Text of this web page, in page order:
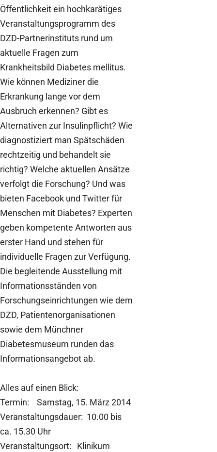
Öffentlichkeit ein hochkarätiges
Veranstaltungsprogramm des
DZD-Partnerinstituts rund um
aktuelle Fragen zum
Krankheitsbild Diabetes mellitus.
Wie können Mediziner die
Erkrankung lange vor dem
Ausbruch erkennen? Gibt es
Alternativen zur Insulinpflicht? Wie
diagnostiziert man Spätschäden
rechtzeitig und behandelt sie
richtig? Welche aktuellen Ansätze
verfolgt die Forschung? Und was
bieten Facebook und Twitter für
Menschen mit Diabetes? Experten
geben kompetente Antworten aus
erster Hand und stehen für
individuelle Fragen zur Verfügung.
Die begleitende Ausstellung mit
Informationsständen von
Forschungseinrichtungen wie dem
DZD, Patientenorganisationen
sowie dem Münchner
Diabetesmuseum runden das
Informationsangebot ab.
Alles auf einen Blick:
Termin: Samstag, 15. März 2014
Veranstaltungsdauer: 10.00 bis
ca. 15.30 Uhr
Veranstaltungsort: Klinikum